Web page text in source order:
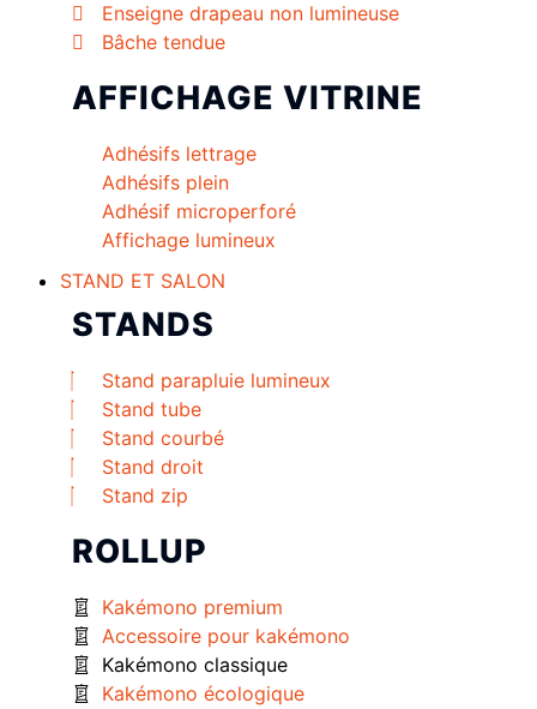
Enseigne drapeau non lumineuse
Bâche tendue
AFFICHAGE VITRINE
Adhésifs lettrage
Adhésifs plein
Adhésif microperforé
Affichage lumineux
STAND ET SALON
STANDS
Stand parapluie lumineux
Stand tube
Stand courbé
Stand droit
Stand zip
ROLLUP
Kakémono premium
Accessoire pour kakémono
Kakémono classique
Kakémono écologique